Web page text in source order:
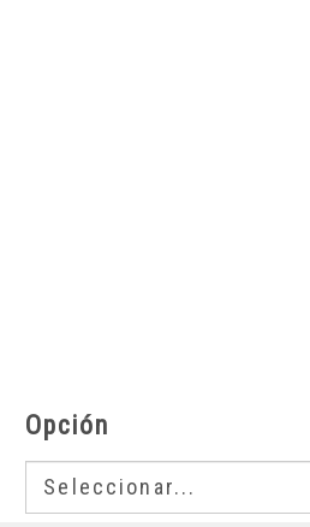
Opción